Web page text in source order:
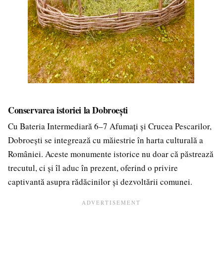
Conservarea istoriei la Dobroești
Cu Bateria Intermediară 6–7 Afumați și Crucea Pescarilor,
Dobroești se integrează cu măiestrie în harta culturală a
României. Aceste monumente istorice nu doar că păstrează
trecutul, ci și îl aduc în prezent, oferind o privire
captivantă asupra rădăcinilor și dezvoltării comunei.